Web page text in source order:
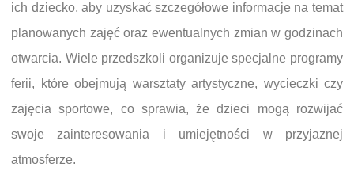
ich dziecko, aby uzyskać szczegółowe informacje na temat
planowanych zajęć oraz ewentualnych zmian w godzinach
otwarcia. Wiele przedszkoli organizuje specjalne programy
ferii, które obejmują warsztaty artystyczne, wycieczki czy
zajęcia sportowe, co sprawia, że dzieci mogą rozwijać
swoje zainteresowania i umiejętności w przyjaznej
atmosferze.